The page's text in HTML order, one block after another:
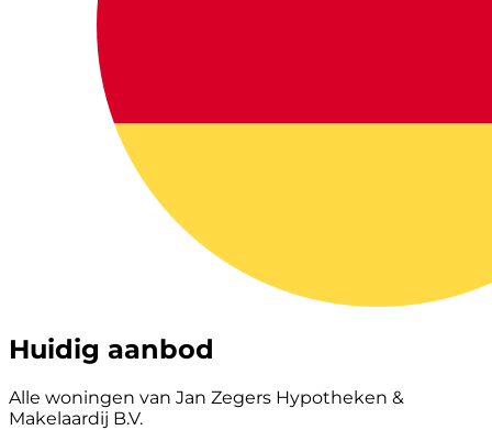
Huidig aanbod
Alle woningen van Jan Zegers Hypotheken &
Makelaardij B.V.